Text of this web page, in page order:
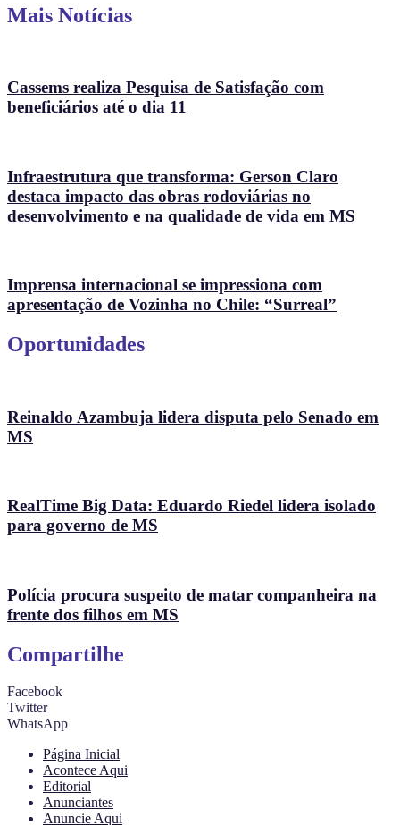
Mais Notícias
Cassems realiza Pesquisa de Satisfação com
beneficiários até o dia 11
Infraestrutura que transforma: Gerson Claro
destaca impacto das obras rodoviárias no
desenvolvimento e na qualidade de vida em MS
Imprensa internacional se impressiona com
apresentação de Vozinha no Chile: “Surreal”
Oportunidades
Reinaldo Azambuja lidera disputa pelo Senado em
MS
RealTime Big Data: Eduardo Riedel lidera isolado
para governo de MS
Polícia procura suspeito de matar companheira na
frente dos filhos em MS
Compartilhe
Facebook
Twitter
WhatsApp
Página Inicial
Acontece Aqui
Editorial
Anunciantes
Anuncie Aqui